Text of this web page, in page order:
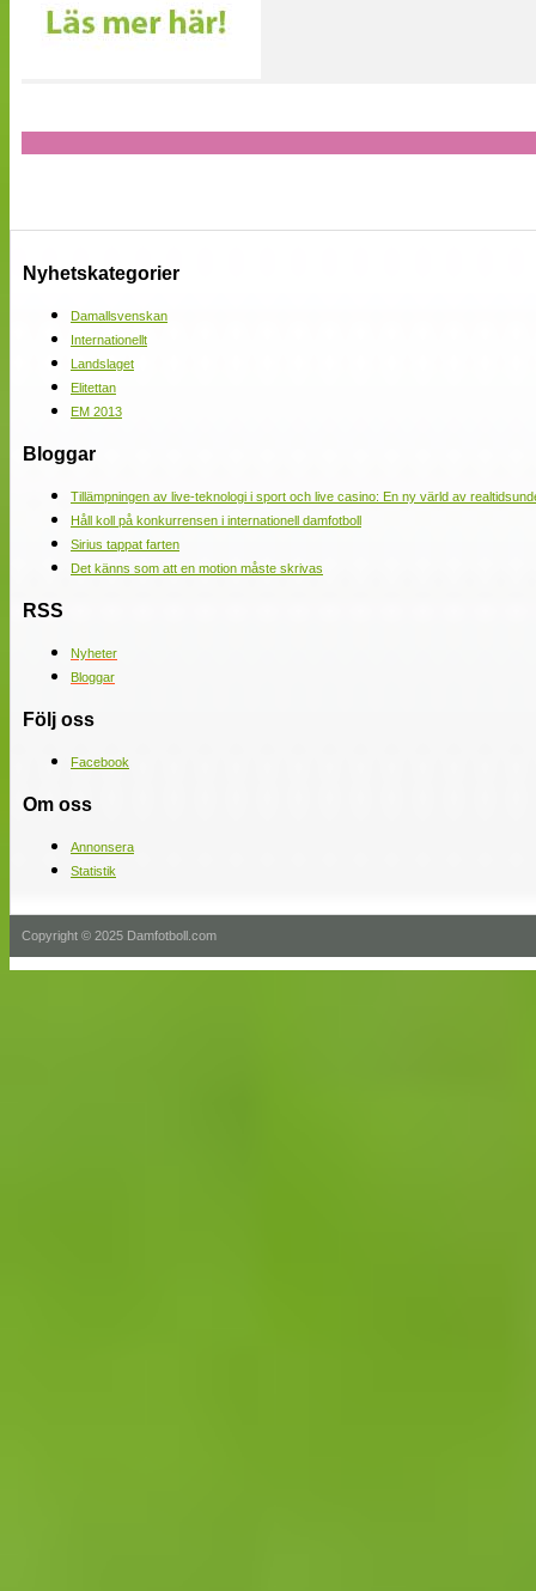
Nyhetskategorier
Damallsvenskan
Internationellt
Landslaget
Elitettan
EM 2013
Bloggar
Tillämpningen av live-teknologi i sport och live casino: En ny värld av
Håll koll på konkurrensen i internationell damfotboll
Sirius tappat farten
Det känns som att en motion måste skrivas
RSS
Nyheter
Bloggar
Följ oss
Facebook
Om oss
Annonsera
Statistik
Copyright © 2025 Damfotboll.com